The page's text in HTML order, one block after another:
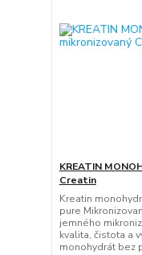
KREATIN
Creatin
Kreatin
pure
jemného
kvalita, čistota a
monohydrát bez